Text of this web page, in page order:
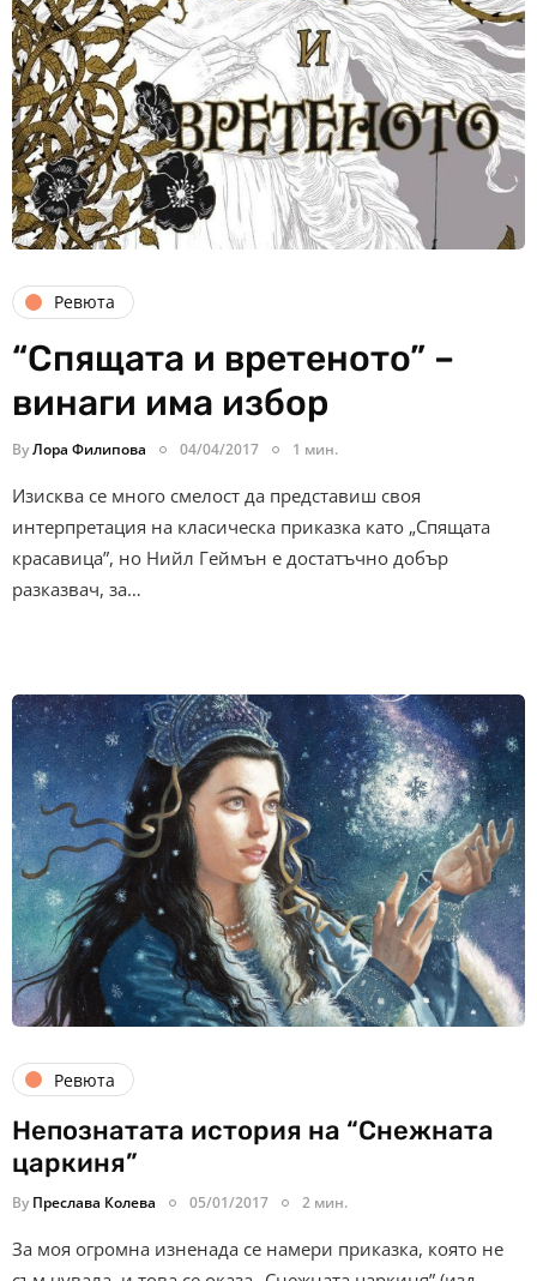
Ревюта
“Спящата и вретеното” –
винаги има избор
ByЛора Филипова 04/04/2017 1 мин.
Изисква се много смелост да представиш своя
интерпретация на класическа приказка като „Спящата
красавица”, но Нийл Геймън e достатъчно добър
разказвач, за…
Ревюта
Непознатата история на “Снежната
царкиня”
By Преслава Колева 05/01/2017 2 мин.
За моя огромна изненада се намери приказка, която не